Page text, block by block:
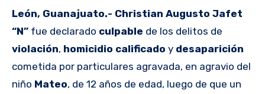
León, Guanajuato.- Christian Augusto Jafet
“N” fue declarado culpable de los delitos de
violación, homicidio calificado y desaparición
cometida por particulares agravada, en agravio del
niño Mateo, de 12 años de edad, luego de que un